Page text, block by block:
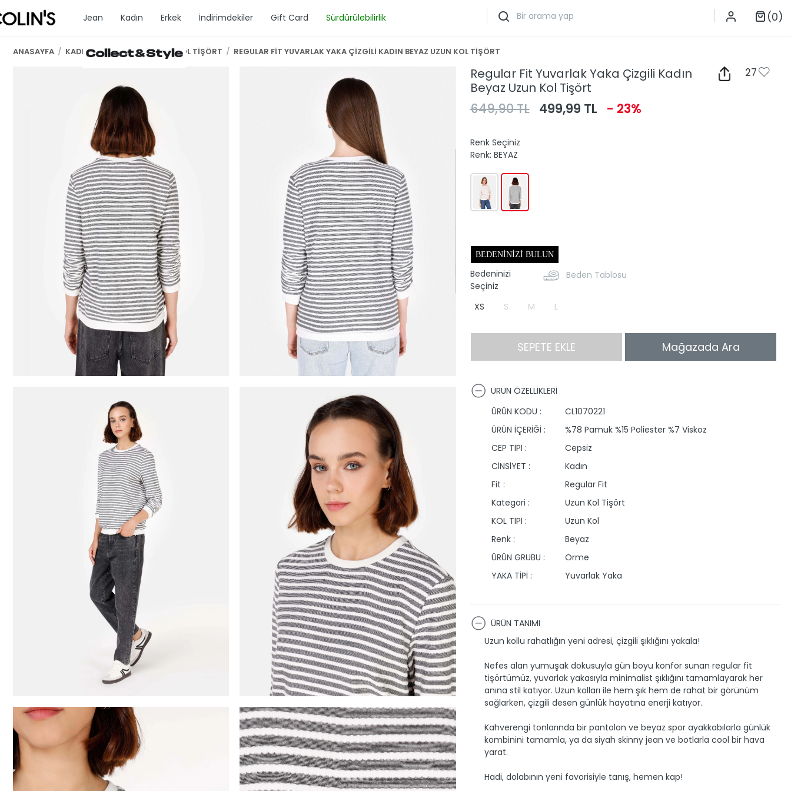
Jean Kadın Erkek İndirimdekiler Gift Card Sürdürülebilirlik (0)
ANASAYFA / KADIN GİYİM / KADIN UZUN KOL TİŞÖRT / REGULAR FİT YUVARLAK YAKA ÇİZGİLİ KADIN BEYAZ UZUN KOL TİŞÖRT
Regular Fit Yuvarlak Yaka Çizgili Kadın
Beyaz Uzun Kol Tişört
27
649,90 TL 499,99 TL - 23%
Renk Seçiniz
Renk: BEYAZ
BEDENINIZI BULUN
Bedeninizi
Seçiniz
Beden Tablosu
XS S M L
SEPETE EKLE Mağazada Ara
ÜRÜN ÖZELLİKLERİ
ÜRÜN KODU :
CL1070221
ÜRÜN İÇERİĞİ :
%78 Pamuk %15 Poliester %7 Viskoz
CEP TİPİ :
Cepsiz
CİNSİYET :
Kadın
Fit :
Regular Fit
Kategori :
Uzun Kol Tişört
KOL TİPİ :
Uzun Kol
Renk :
Beyaz
ÜRÜN GRUBU :
Orme
YAKA TİPİ :
Yuvarlak Yaka
ÜRÜN TANIMI
Uzun kollu rahatlığın yeni adresi, çizgili şıklığını yakala!
Nefes alan yumuşak dokusuyla gün boyu konfor sunan regular fit
tişörtümüz, yuvarlak yakasıyla minimalist şıklığını tamamlayarak her
anına stil katıyor. Uzun kolları ile hem şık hem de rahat bir görünüm
sağlarken, çizgili desen günlük hayatına enerji katıyor.
Kahverengi tonlarında bir pantolon ve beyaz spor ayakkabılarla günlük
kombinini tamamla, ya da siyah skinny jean ve botlarla cool bir hava
yarat.
Hadi, dolabının yeni favorisiyle tanış, hemen kap!